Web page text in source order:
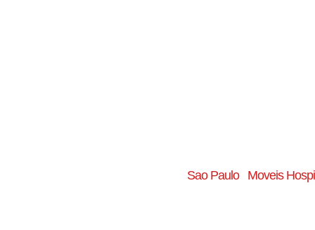
Sao Paulo Moveis